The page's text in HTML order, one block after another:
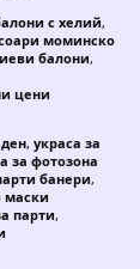
с хелий,
моминско
балони,
цени
, украса за
за фотозона
банери,
маски
парти,